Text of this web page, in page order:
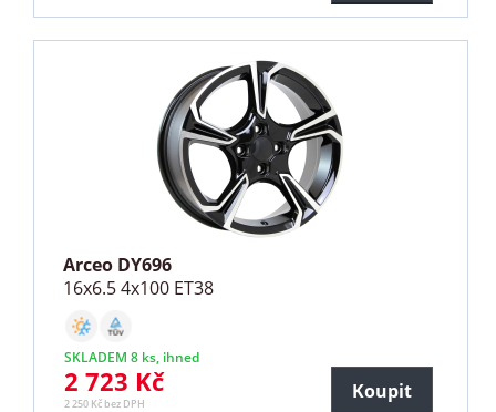
Arceo DY696
16x6.5 4x100 ET38
SKLADEM 8 ks, ihned
2 723 Kč
2 250 Kč bez DPH
Koupit